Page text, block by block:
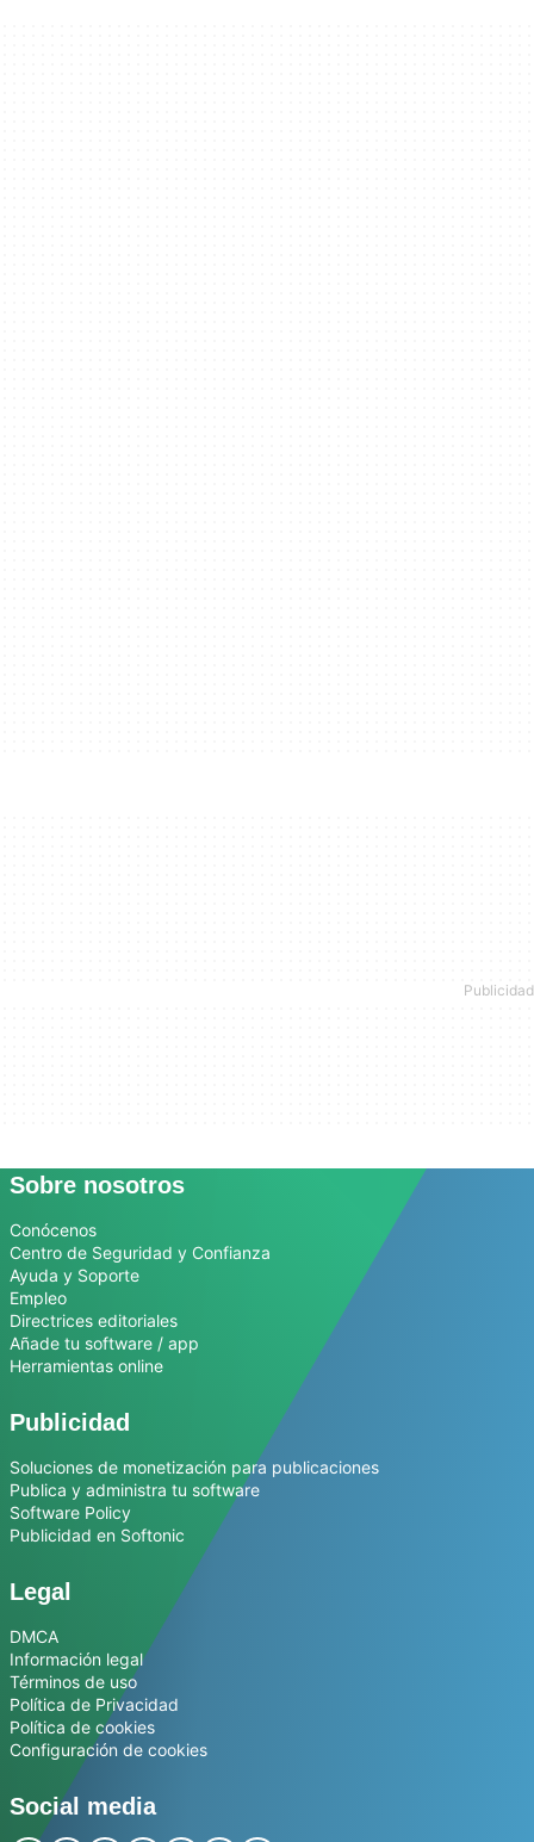
Sobre nosotros
Conócenos
Centro de Seguridad y Confianza
Ayuda y Soporte
Empleo
Directrices editoriales
Añade tu software / app
Herramientas online
Publicidad
Soluciones de monetización para publicaciones
Publica y administra tu software
Software Policy
Publicidad en Softonic
Legal
DMCA
Información legal
Términos de uso
Política de Privacidad
Política de cookies
Configuración de cookies
Social media